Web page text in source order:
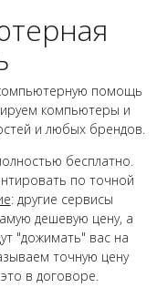
помощь
компьютеры и
и любых брендов.
бесплатно.
по точной
: другие сервисы
дешевую цену, а
"дожимать" вас на
точную цену
в договоре.